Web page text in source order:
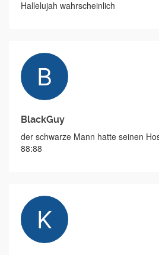
Hallelujah wahrscheinlich
BlackGuy
der schwarze Mann hatte seinen
88:88